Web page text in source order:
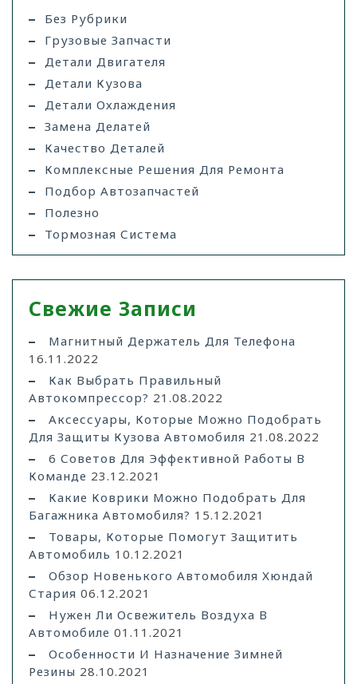
Без Рубрики
Грузовые Запчасти
Детали Двигателя
Детали Кузова
Детали Охлаждения
Замена Делатей
Качество Деталей
Комплексные Решения Для Ремонта
Подбор Автозапчастей
Полезно
Тормозная Система
Свежие Записи
Магнитный Держатель Для Телефона
16.11.2022
Как Выбрать Правильный
Автокомпрессор? 21.08.2022
Аксессуары, Которые Можно Подобрать
Для Защиты Кузова Автомобиля 21.08.2022
6 Советов Для Эффективной Работы В
Команде 23.12.2021
Какие Коврики Можно Подобрать Для
Багажника Автомобиля? 15.12.2021
Товары, Которые Помогут Защитить
Автомобиль 10.12.2021
Обзор Новенького Автомобиля Хюндай
Стария 06.12.2021
Нужен Ли Освежитель Воздуха В
Автомобиле 01.11.2021
Особенности И Назначение Зимней
Резины 28.10.2021